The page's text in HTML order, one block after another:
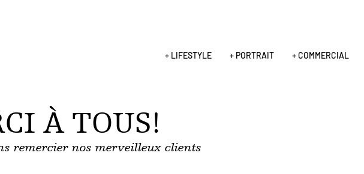
+ LIFESTYLE + PORTRAIT + COMMERCIAL
À TOUS!
remercier nos merveilleux clients